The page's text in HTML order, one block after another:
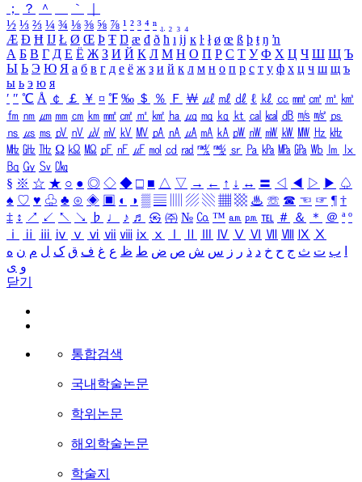
；
？ ＾ ｀
½ ⅓ ⅔ ¼ ¾ ⅛ ⅜ ⅝ ⅞ ¹ ² ³ ⁴ ⁿ ₁ ₂ ₃ ₄
Æ Ð Ħ Ĳ Ł Ø Œ Þ Ŧ Ŋ æ đ ð ħ ı ĳ ĸ ŀ ł ø œ ß þ ŧ ŋ ŉ
А Б В Г Д Е Ё Ж З И Й К Л М Н О П Р С Т У Ф Х Ц Ч Ш Щ Ъ
Ы Ь Э Ю Я а б в г д е ё ж з и й к л м н о п р с т у ф х ц ч ш щ ъ
ы ь э ю я
′ ″ ℃ Å ￠ ￡ ￥ ¤ ℉ ‰ ＄ ％ Ｆ ￦ ㎕ ㎖ ㎗ ℓ ㎘ ㏄ ㎣ ㎤ ㎥ ㎦
㎙ ㎚ ㎛ ㎜ ㎝ ㎞ ㎟ ㎠ ㎡ ㎢ ㏊ ㎍ ㎎ ㎏ ㏏ ㎈ ㎉ ㏈ ㎧ ㎨ ㎰
㎱ ㎲ ㎳ ㎴ ㎵ ㎶ ㎷ ㎸ ㎹ ㎀ ㎁ ㎂ ㎃ ㎄ ㎺ ㎻ ㎽ ㎾ ㎿ ㎐ ㎑
㎒ ㎓ ㎔ Ω ㏀ ㏁ ㎊ ㎋ ㎌ ㏖ ㏅ ㎭ ㎮ ㎯ ㏛ ㎩ ㎪ ㎫ ㎬ ㏝ ㏐
㏓
㏃ ㏉ ㏜ ㏆
§ ※ ☆ ★ ○ ● ◎ ◇ ◆ □ ■ △ ▽ → ← ↑ ↓ ↔ 〓 ◁ ◀ ▷ ▶ ♤
♠ ♡ ♥ ♧ ♣ ⊙ ◈ ▣ ◐ ◑ ▒ ▤ ▨ ▧ ▦ ▩ ♨ ☏ ☎ ☜ ☞ ¶ †
‡ ↕ ↗ ↙ ↖ ↘ ♭ ♩ ♪ ♬ ㉿ ㈜ № ㏇ ™ ㏂ ㏘ ℡ ＃ ＆ ＊ ＠ ª º
ⅰ
ⅱ ⅲ ⅳ ⅴ ⅵ ⅶ ⅷ ⅸ ⅹ Ⅳ Ⅴ Ⅵ Ⅶ Ⅷ Ⅸ Ⅹ
ب ت ث ج ح خ د ذ ر ز س ش ص ض ط ظ ع غ ف ق ک ل م ن ه
و ی
닫기
통합검색
국내학술논문
학위논문
해외학술논문
학술지